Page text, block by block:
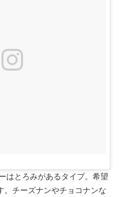
はとろみがあるタイプ。希望
。チーズナンやチョコナンな